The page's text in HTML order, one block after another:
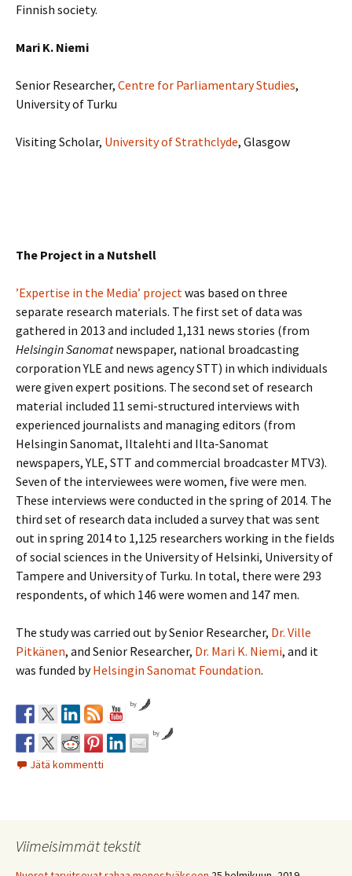
Finnish society.
Mari K. Niemi
Senior Researcher, Centre for Parliamentary Studies,
University of Turku
Visiting Scholar, University of Strathclyde, Glasgow
The Project in a Nutshell
’Expertise in the Media’ project was based on three
separate research materials. The first set of data was
gathered in 2013 and included 1,131 news stories (from
Helsingin Sanomatnewspaper, national broadcasting
corporation YLE and news agency STT) in which individuals
were given expert positions. The second set of research
material included 11 semi-structured interviews with
experienced journalists and managing editors (from
Helsingin Sanomat, Iltalehti and Ilta-Sanomat
newspapers, YLE, STT and commercial broadcaster MTV3).
Seven of the interviewees were women, five were men.
These interviews were conducted in the spring of 2014. The
third set of research data included a survey that was sent
out in spring 2014 to 1,125 researchers working in the fields
of social sciences in the University of Helsinki, University of
Tampere and University of Turku. In total, there were 293
respondents, of which 146 were women and 147 men.
The study was carried out by Senior Researcher, Dr. Ville
Pitkänen, and Senior Researcher, Dr. Mari K. Niemi, and it
was funded byHelsingin Sanomat Foundation.
by
by
Jätä kommentti
Viimeisimmät tekstit